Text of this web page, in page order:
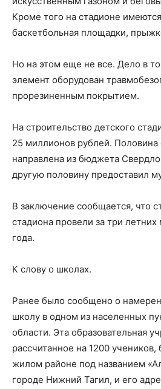
Кроме того на стадионе
баскетбольная площадки,
Но на этом еще не все. Дело в
элемент оборудован
прорезиненным покрытием.
На строительство детского
25 миллионов рублей. Половина
направлена из бюджета
другую половину предоставил
В заключение сообщается, что
стадиона провели за три
года.
К слову о школах.
Ранее было сообщено о
школу в одном из населенных
области. Эта образовательная
рассчитанное на 1200 учеников,
жилом районе под названием
городе Нижний Тагил, и его